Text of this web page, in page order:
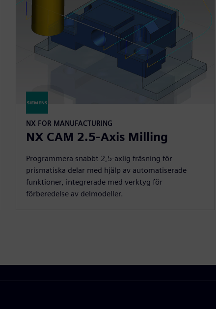
NX FOR MANUFACTURING
NX CAM 2.5-Axis Milling
Programmera snabbt 2,5-axlig fräsning för
prismatiska delar med hjälp av automatiserade
funktioner, integrerade med verktyg för
förberedelse av delmodeller.